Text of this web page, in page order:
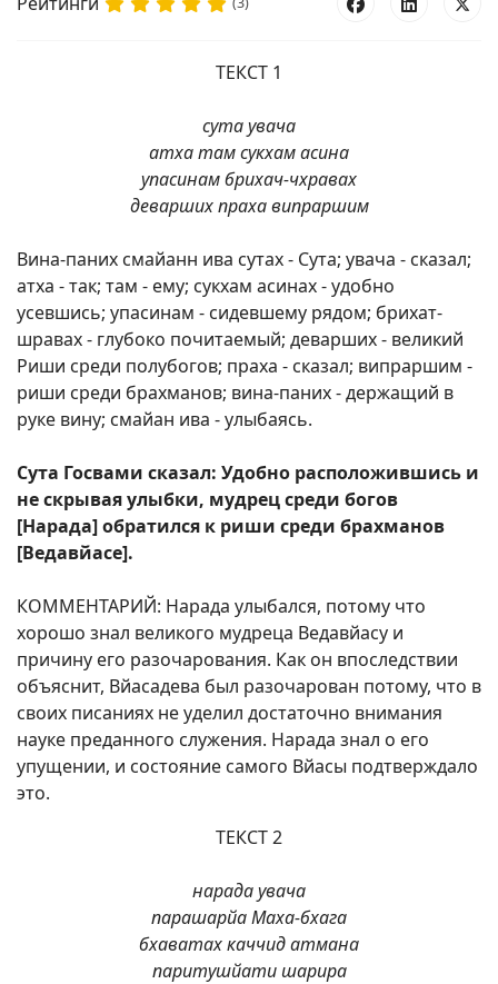
ТЕКСТ 1
сута увача
атха там сукхам асина
упасинам брихач-чхравах
деварших праха випраршим
Вина-паних смайанн ива сутах - Сута; увача - сказал;
атха - так; там - ему; сукхам асинах - удобно
усевшись; упасинам - сидевшему рядом; брихат-
шравах - глубоко почитаемый; деварших - великий
Риши среди полубогов; праха - сказал; випраршим -
риши среди брахманов; вина-паних - держащий в
руке вину; смайан ива - улыбаясь.
Сута Госвами сказал: Удобно расположившись и
не скрывая улыбки, мудрец среди богов
[Нарада] обратился к риши среди брахманов
[Ведавйасе].
КОММЕНТАРИЙ: Нарада улыбался, потому что
хорошо знал великого мудреца Ведавйасу и
причину его разочарования. Как он впоследствии
объяснит, Вйасадева был разочарован потому, что в
своих писаниях не уделил достаточно внимания
науке преданного служения. Нарада знал о его
упущении, и состояние самого Вйасы подтверждало
это.
ТЕКСТ 2
нарада увача
парашарйа Маха-бхага
бхаватах каччид атмана
паритушйати шарира